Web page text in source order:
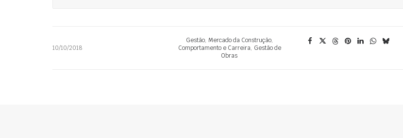
10/10/2018
Gestão, Mercado da Construção,
Comportamento e Carreira, Gestão de
Obras